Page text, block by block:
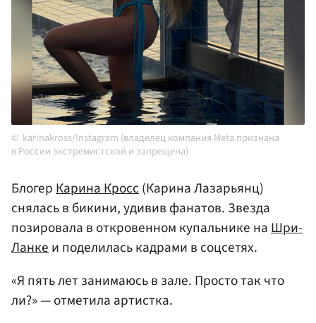
karinakross/Instagram (владелец компания Meta признана
в России экстремистской и запрещена)
БлогерКарина Кросс(Карина Лазарьянц)
снялась в бикини, удивив фанатов. Звезда
позировала в откровенном купальнике наШри-
Ланкеи поделилась кадрами в соцсетях.
«Я пять лет занимаюсь в зале. Просто так что
ли?» — отметила артистка.